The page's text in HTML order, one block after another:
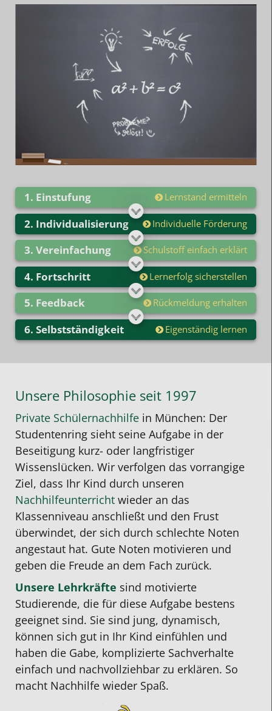
Einstufung Lernstand ermitteln
Individualisierung Individuelle Förderung
Vereinfachung Schulstoff einfach erklärt
Fortschritt Lernerfolg sicherstellen
Feedback Rückmeldung erhalten
Selbstständigkeit Eigenständig lernen
Unsere Philosophie seit 1997
Private Schülernachhilfe in München: Der
Studentenring sieht seine Aufgabe in der
Beseitigung kurz- oder langfristiger
Wissenslücken. Wir verfolgen das vorrangige
Ziel, dass Ihr Kind durch unseren
Nachhilfeunterricht wieder an das
Klassenniveau anschließt und den Frust
überwindet, der sich durch schlechte Noten
angestaut hat. Gute Noten motivieren und
geben die Freude an dem Fach zurück.
Unsere Lehrkräfte sind motivierte
Studierende, die für diese Aufgabe bestens
geeignet sind. Sie sind jung, dynamisch,
können sich gut in Ihr Kind einfühlen und
haben die Gabe, komplizierte Sachverhalte
einfach und nachvollziehbar zu erklären. So
macht Nachhilfe wieder Spaß.